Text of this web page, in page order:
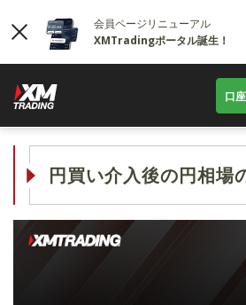
会員ページリニューアル
XMTradingポータル誕生！
口
円買い介入後の円相場